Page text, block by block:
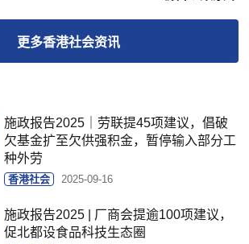
更多香港社会资讯
施政报告2025｜劳联提45项建议，倡破
欠基金扩至欠供强积金，暂停输入部分工
种外劳
香港社会 2025-09-16
施政报告2025 | 厂商会提逾100项建议，
促北都设食品科技生态圈